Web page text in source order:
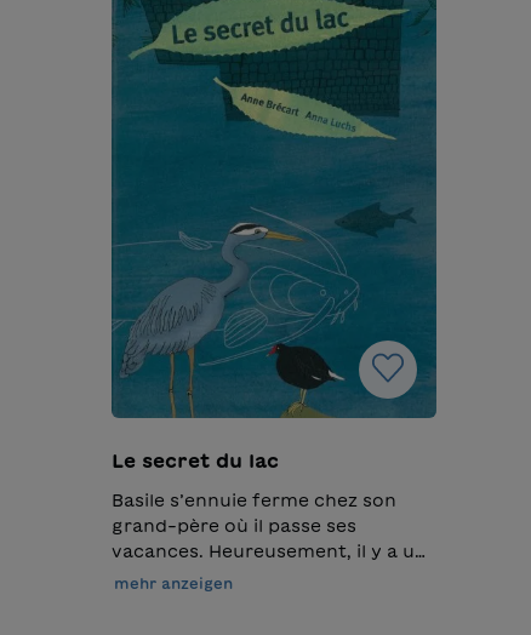
Le secret du lac
Basile s’ennuie ferme chez son
grand-père où il passe ses
vacances. Heureusement, il y a un
lac à proximité. Celui-ci attire
mehr anzeigen